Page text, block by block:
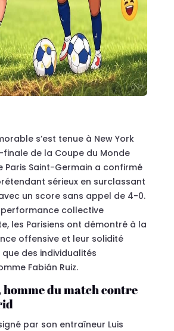
s’est tenue à New York
de la Coupe du Monde
Paris Saint-Germain a confirmé
sérieux en surclassant
un score sans appel de 4-0.
collective
les Parisiens ont démontré à la
offensive et leur solidité
que des individualités
Fabián Ruiz.
homme du match contre
par son entraîneur Luis